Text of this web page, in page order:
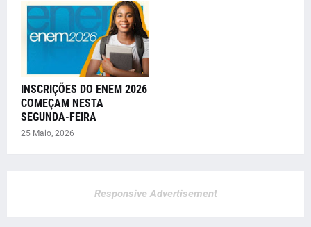
INSCRIÇÕES DO ENEM 2026
COMEÇAM NESTA
SEGUNDA-FEIRA
25 Maio, 2026
Responsive Advertisement